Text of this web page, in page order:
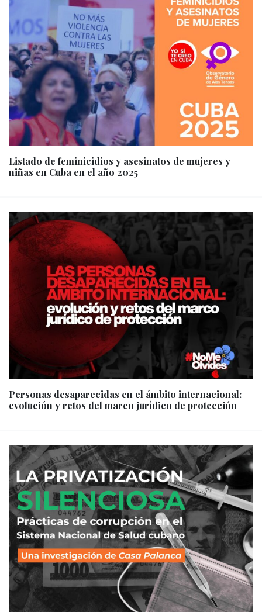
Listado de feminicidios y asesinatos de mujeres y
niñas en Cuba en el año 2025
Personas desaparecidas en el ámbito internacional:
evolución y retos del marco jurídico de protección